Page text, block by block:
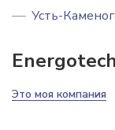
Усть-
Это моя компания